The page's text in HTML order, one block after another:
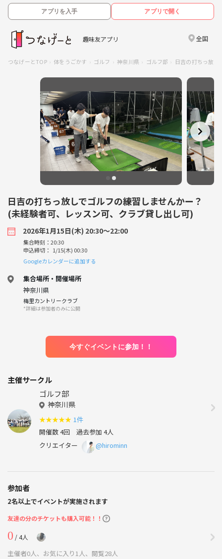
アプリを入手 アプリで開く
趣味友アプリ 全国
つなげーとTOP 体をうごかす ゴルフ 神奈川県 ゴルフ部 日吉の打ちっ放
日吉の打ちっ放しでゴルフの練習しませんかー？
(未経験者可、レッスン可、クラブ貸し出し可)
2026年1月15日(木) 20:30〜22:00
集合時刻：20:30
申込締切： 1/15(木) 00:30
Googleカレンダーに追加する
集合場所・開催場所
神奈川県
梅里カントリークラブ
*詳細は参加者のみに公開
今すぐイベントに参加！！
主催サークル
ゴルフ部
神奈川県
★★★★★ 1件
開催数 4回 過去参加 4人
クリエイター
@hirominn
参加者
2名以上でイベントが実施されます
友達の分のチケットも購入可能！！
0 / 4人
主催者0人、お気に入り1人、閲覧28人